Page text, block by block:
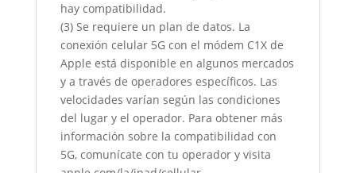
hay compatibilidad.
(3) Se requiere un plan de datos. La
conexión celular 5G con el módem C1X de
Apple está disponible en algunos mercados
y a través de operadores específicos. Las
velocidades varían según las condiciones
del lugar y el operador. Para obtener más
información sobre la compatibilidad con
5G, comunícate con tu operador y visita